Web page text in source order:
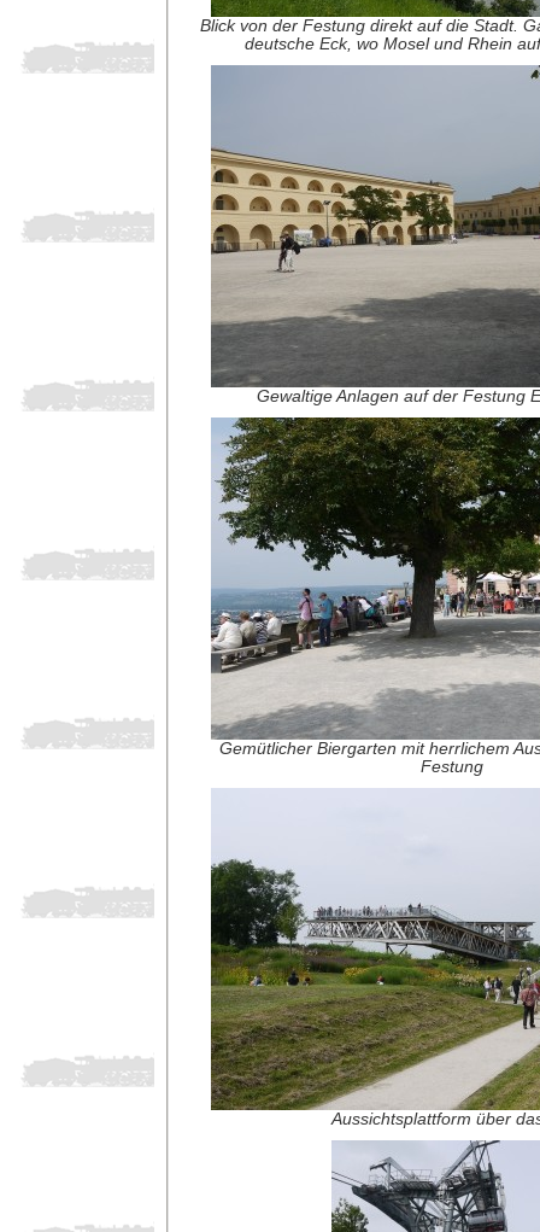
Blick von der Festung direkt auf die Stadt.
deutsche Eck, wo Mosel und Rhein
Gewaltige Anlagen auf der Festung
Gemütlicher Biergarten mit herrlichem
Festung
Aussichtsplattform über